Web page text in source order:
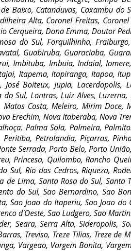
Baixo, Catanduvas, Caxambu do
Alta, Coronel Freitas,
Cerqueira, Dona Emma, Doutor
do Sul, Forquilhinha,
Guabiruba, Guaraciaba,
Imbituba, Imbuia, Indaial,
Itapema, Itapiranga, Itapoa,
Boiteux, Jupia, Lacerdopolis,
Sul, Lontras, Luiz Alves,
Costa, Meleiro, Mirim Doce,
Erechim, Nova Itaberaba, Nova
Palma Sola, Palmeira,
Petrolandia, Piçarras,
Serrada, Porto Belo, Porto
Princesa, Quilombo, Rancho
Sul, Rio dos Cedros, Riqueza,
de Lima, Santa Rosa do Sul, Santa
do Sul, Sao Bernardino, Sao
Sao Joao do Itaperiu, Sao Joao do
d'Oeste, Sao Ludgero, Sao
Seara, Serra Alta, Sideropolis,
Treviso, Treze Tilias, Treze de
Vargeao, Vargem Bonita,